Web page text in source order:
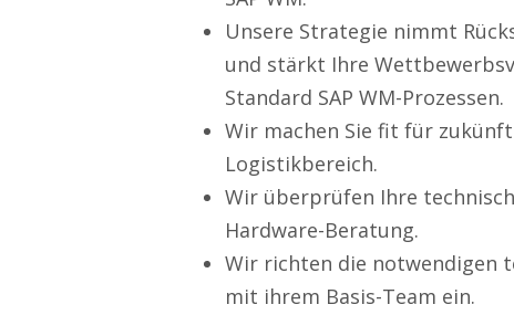
Unsere Strategie nimmt
und stärkt Ihre
Standard SAP WM-Prozessen.
Wir machen Sie fit für
Logistikbereich.
Wir überprüfen Ihre
Hardware-Beratung.
Wir richten die notwendigen
mit ihrem Basis-Team ein.